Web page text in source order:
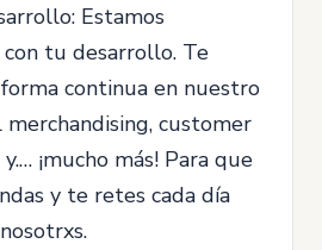
Estamos
tu desarrollo. Te
continua en nuestro
customer
¡mucho más! Para que
y te retes cada día